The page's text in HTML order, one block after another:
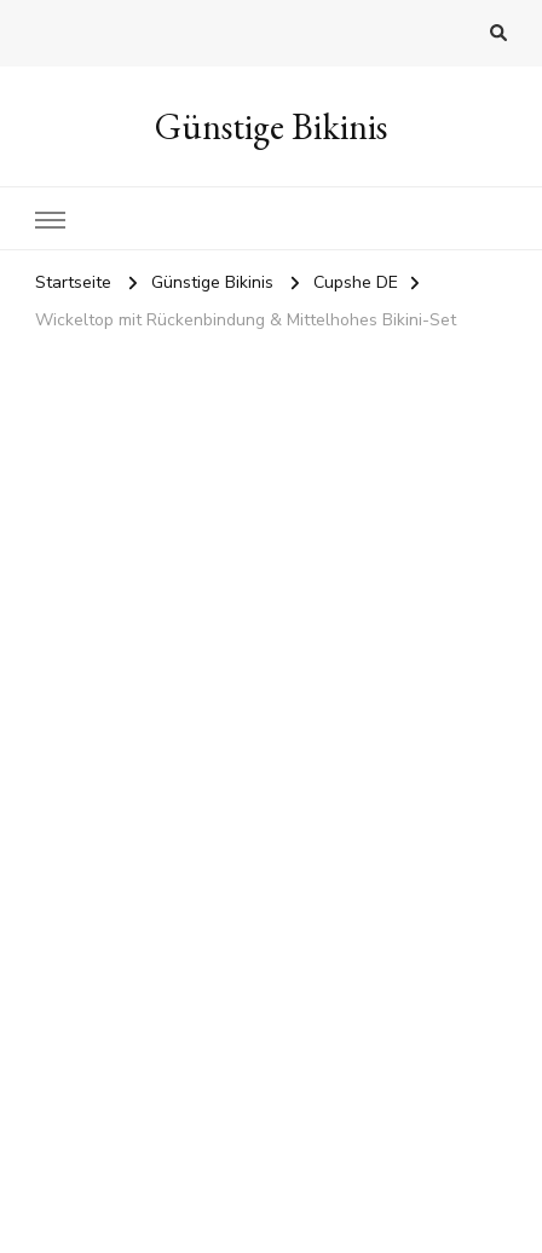
Günstige Bikinis
Startseite Günstige Bikinis
Cupshe DE
Wickeltop mit Rückenbindung & Mittelhohes Bikini-Set